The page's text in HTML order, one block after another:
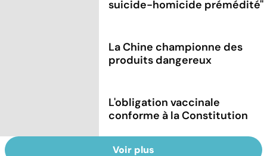
suicide-homicide prémédité''
La Chine championne des
produits dangereux
L'obligation vaccinale
conforme à la Constitution
Voir plus